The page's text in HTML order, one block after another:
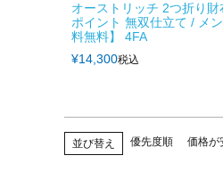
オーストリッチ 2つ折り
ポイント 無双仕立て / メ
料無料】 4FA
¥14,300税込
並び替え 優先度順 価格が